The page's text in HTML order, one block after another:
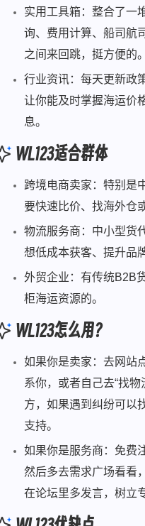
实用工具箱：整合了一
询、费用计算、船司航
之间来回跳，挺方便的。
行业资讯：每天更新政
让你能及时掌握海运价
息。
WL123适合群体
跨境电商卖家：特别是
要快速比价、找海外仓
物流服务商：中小型货
想低成本获客、提升品
外贸企业：有传统B2B
柜海运资源的。
WL123怎么用？
如果你是卖家：去网站
系你，或者自己去“找
方，如果遇到纠纷可以
支持。
如果你是服务商：免费
然后多去需求广场看看
在论坛里多发言，树立